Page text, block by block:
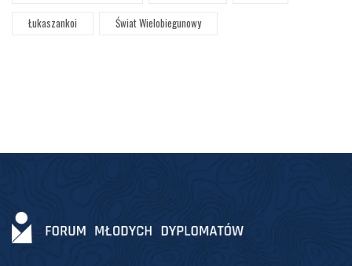
Łukaszankoi
Świat Wielobiegunowy